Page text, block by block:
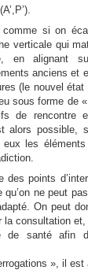
comme si on
verticale qui
en alignant
anciens et
(le nouvel
sous forme de
de rencontre
alors possible,
eux les
des points
qu’on ne peut
On peut
la consultation
de santé afin
», il